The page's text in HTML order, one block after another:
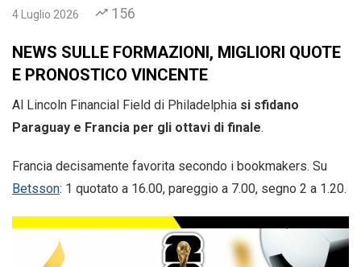
4 Luglio 2026 156
NEWS SULLE FORMAZIONI, MIGLIORI QUOTE
E PRONOSTICO VINCENTE
Al Lincoln Financial Field di Philadelphia si sfidano
Paraguay e Francia per gli ottavi di finale.
Francia decisamente favorita secondo i bookmakers. Su
Betsson: 1 quotato a 16.00, pareggio a 7.00, segno 2 a 1.20.